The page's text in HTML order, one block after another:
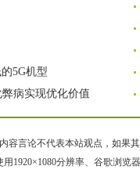
5G机型
病实现优化价值
容言论不代表本站观点，如果
用1920×1080分辨率、谷歌浏览